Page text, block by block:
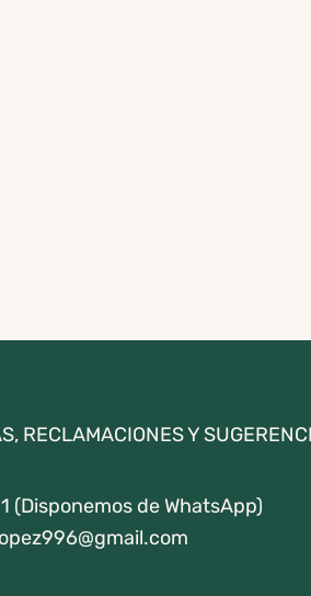
RECLAMACIONES Y
(Disponemos de WhatsApp)